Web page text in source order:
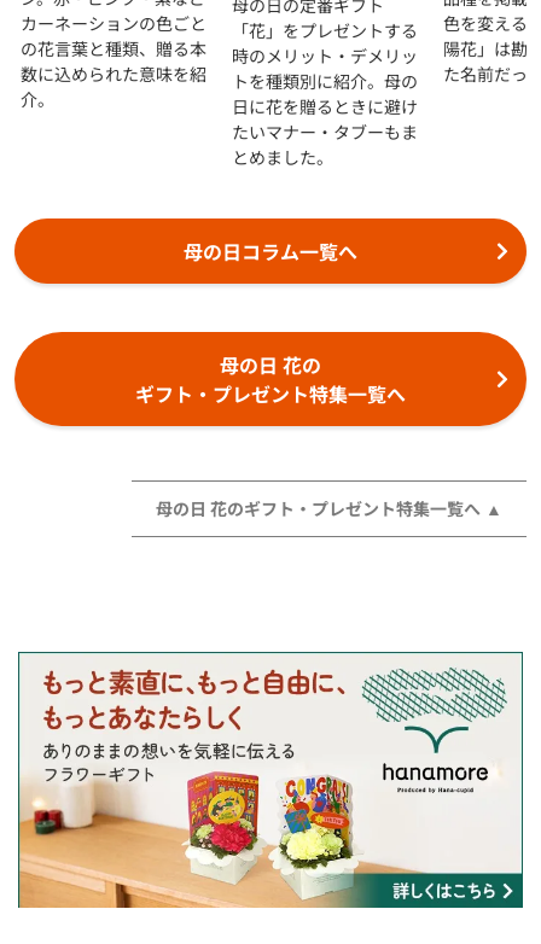
カーネーションの色ごと
の花言葉と種類、贈る本
数に込められた意味を紹
介。
「花」をプレゼントする
時のメリット・デメリッ
トを種類別に紹介。母の
日に花を贈るときに避け
たいマナー・タブーもま
とめました。
色を変える
陽花」は勘
た名前だっ
母の日コラム一覧へ
母の日 花の
ギフト・プレゼント特集一覧へ
母の日 花のギフト・プレゼント特集一覧へ